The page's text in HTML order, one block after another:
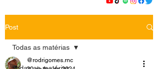
Post
Todas as matérias
@rodrigomes.rnc